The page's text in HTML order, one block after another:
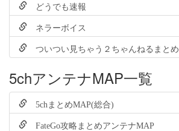
どうでも速報
ネラーボイス
ついつい見ちゃう２ちゃんねるまとめ
5chアンテナMAP一覧
5chまとめMAP(総合)
FateGo攻略まとめアンテナMAP